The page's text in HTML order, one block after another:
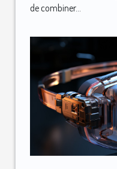
de combiner...